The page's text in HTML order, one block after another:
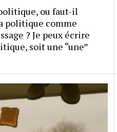
ou faut-il
politique comme
? Je peux écrire
soit une “une”